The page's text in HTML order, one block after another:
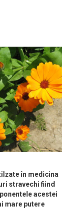
în medicina
stravechi fiind
acestei
mare putere